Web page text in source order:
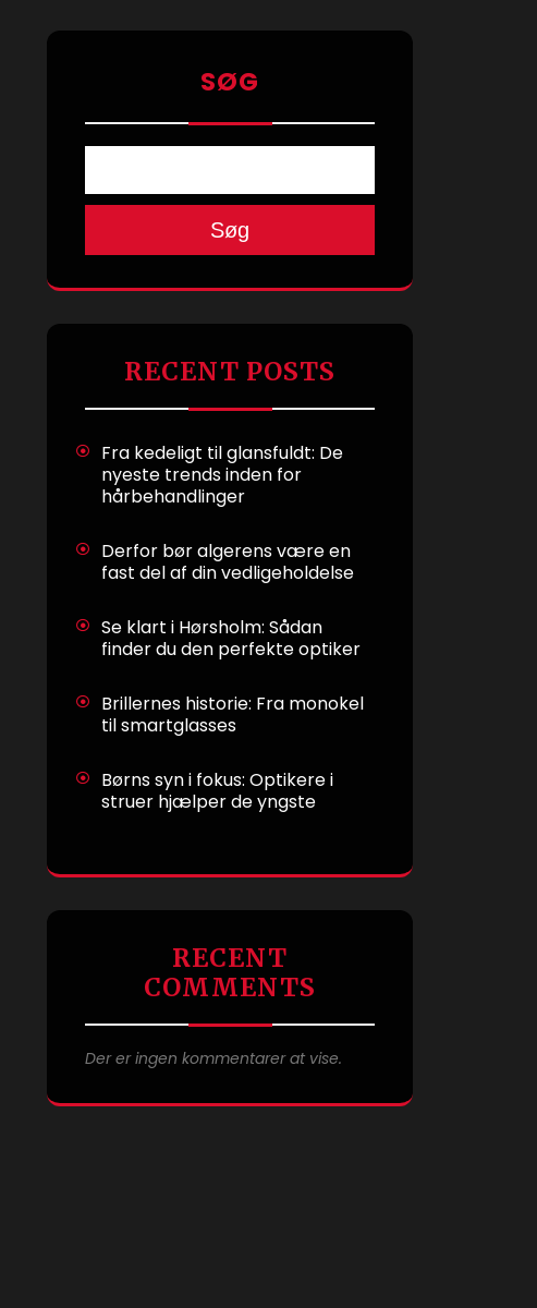
SØG
Søg
RECENT POSTS
Fra kedeligt til glansfuldt: De
nyeste trends inden for
hårbehandlinger
Derfor bør algerens være en
fast del af din vedligeholdelse
Se klart i Hørsholm: Sådan
finder du den perfekte optiker
Brillernes historie: Fra monokel
til smartglasses
Børns syn i fokus: Optikere i
struer hjælper de yngste
RECENT
COMMENTS
Der er ingen kommentarer at vise.